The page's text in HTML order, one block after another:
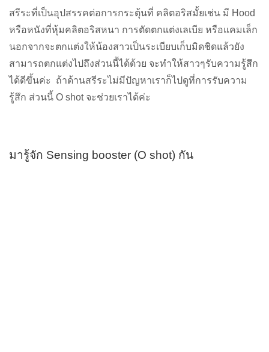
สรีระที่เป็นอุปสรรคต่อการกระตุ้นที่ คลิตอริสมั้ยเช่น มี Hood
หรือหนังที่หุ้มคลิตอริสหนา การตัดตกแต่งเลเบีย หรือแคมเล็ก
นอกจากจะตกแต่งให้น้องสาวเป็นระเบียบเก็บมิดชิดแล้วยัง
สามารถตกแต่งไปถึงส่วนนี้ได้ด้วย จะทำให้สาวๆรับความรู้สึก
ได้ดีขึ้นค่ะ ถ้าด้านสรีระไม่มีปัญหาเราก็ไปดูที่การรับความ
รู้สึก ส่วนนี้ O shot จะช่วยเราได้ค่ะ
มารู้จัก Sensing booster (O shot) กัน